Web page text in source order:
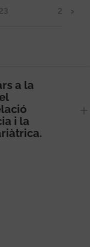
2022
>
a la
i la